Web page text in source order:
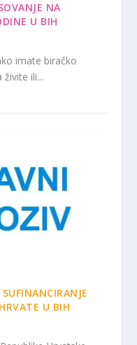
NA
U BIH
imate biračko
ili...
U BIH